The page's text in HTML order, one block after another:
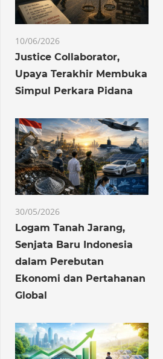
10/06/2026
Justice Collaborator,
Upaya Terakhir Membuka
Simpul Perkara Pidana
30/05/2026
Logam Tanah Jarang,
Senjata Baru Indonesia
dalam Perebutan
Ekonomi dan Pertahanan
Global